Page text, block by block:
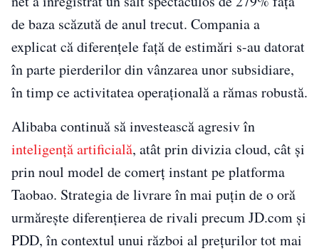
de baza scăzută de anul trecut. Compania a
explicat că diferențele față de estimări s-au datorat
în parte pierderilor din vânzarea unor subsidiare,
în timp ce activitatea operațională a rămas robustă.
Alibaba continuă să investească agresiv în
inteligență artificială, atât prin divizia cloud, cât și
prin noul model de comerț instant pe platforma
Taobao. Strategia de livrare în mai puțin de o oră
urmărește diferențierea de rivali precum JD.com și
PDD, în contextul unui război al prețurilor tot mai